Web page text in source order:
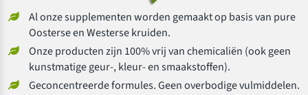
Al onze supplementen worden gemaakt op basis van pure
Oosterse en Westerse kruiden.
Onze producten zijn 100% vrij van chemicaliën (ook geen
kunstmatige geur-, kleur- en smaakstoffen).
Geconcentreerde formules. Geen overbodige vulmiddelen.